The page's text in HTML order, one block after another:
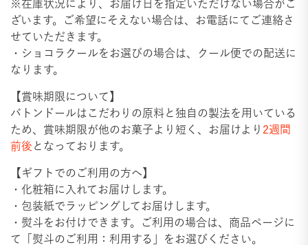
※在庫状況により、 お届け日を指定いただけない場合がご
ざいます。
ご希望にそえない場合は、お電話にてご連絡さ
せていただきます。
・ショコラクールをお選びの場合は、クール便での配送に
なります。
【賞味期限について】
バトンドールはこだわりの原料と独自の製法を用いている
ため、賞味期限が他のお菓子より短く、お届けより 2週間
前後 となっております。
【ギフトでのご利用の方へ】
・化粧箱に入れてお届けします。
・包装紙でラッピングしてお届けします。
・熨斗をお付けできます。ご利用の場合は、商品ページに
て「熨斗のご利用：利用する」をお選びください。